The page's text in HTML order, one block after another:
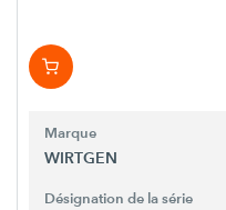
Marque
WIRTGEN
Désignation de la série